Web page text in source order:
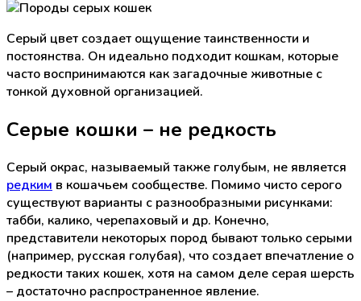
Серый цвет создает ощущение таинственности и
постоянства. Он идеально подходит кошкам, которые
часто воспринимаются как загадочные животные с
тонкой духовной организацией.
Серые кошки – не редкость
Серый окрас, называемый также голубым, не является
редким в кошачьем сообществе. Помимо чисто серого
существуют варианты с разнообразными рисунками:
табби, калико, черепаховый и др. Конечно,
представители некоторых пород бывают только серыми
(например, русская голубая), что создает впечатление о
редкости таких кошек, хотя на самом деле серая шерсть
– достаточно распространенное явление.